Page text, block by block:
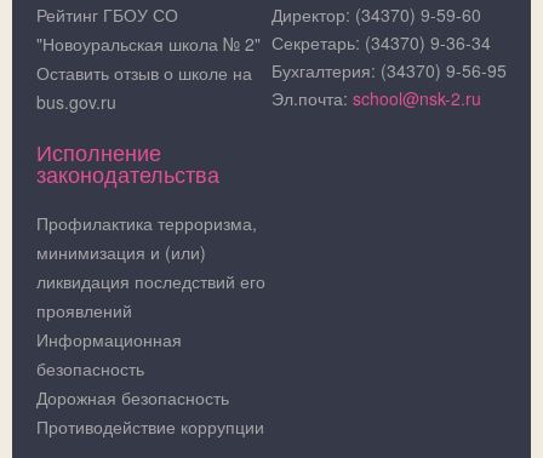
Рейтинг ГБОУ СО
"Новоуральская школа № 2"
Оставить отзыв о школе на
bus.gov.ru
Исполнение
законодательства
Профилактика терроризма,
минимизация и (или)
ликвидация последствий его
проявлений
Информационная
безопасность
Дорожная безопасность
Противодействие коррупции
Директор: (34370) 9-59-60
Секретарь: (34370) 9-36-34
Бухгалтерия: (34370) 9-56-95
Эл.почта: school@nsk-2.ru